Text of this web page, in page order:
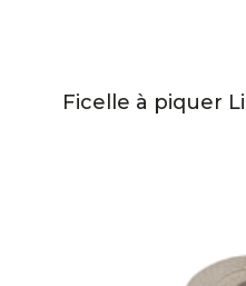
Ficelle à piquer